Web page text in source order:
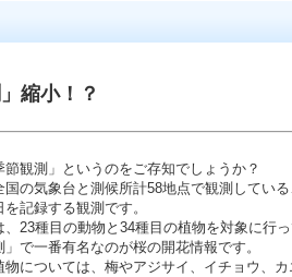
縮小！？
観測」というのをご存知でしょうか？
の気象台と測候所計58地点で観測してい
記録する観測です。
23種目の動物と 34種目の植物を対象に行
で一番有名なのが桜の開花情報です。
については、梅やアジサイ、イチョウ、